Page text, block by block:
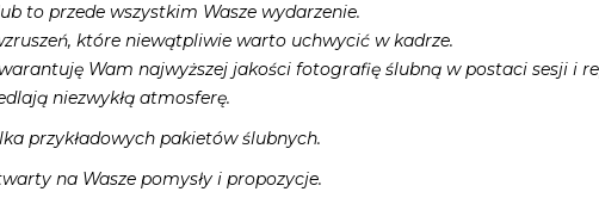
+ 300 szt. czarno-białych
pudełku
(6 m-cy)
3200 zł
to przede wszystkim Wasze wydarzenie.
które niewątpliwie warto uchwycić w kadrze.
Wam najwyższej jakości fotografię ślubną w postaci sesji i
niezwykłą atmosferę.
przykładowych pakietów ślubnych.
na Wasze pomysły i propozycje.